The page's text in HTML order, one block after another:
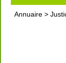
Annuaire >